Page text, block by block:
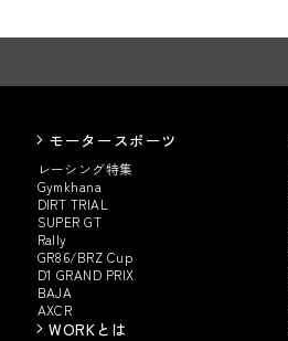
モータースポーツ
レーシング特集
Gymkhana
DIRT TRIAL
SUPER GT
Rally
GR86/BRZ Cup
D1 GRAND PRIX
BAJA
AXCR
WORKとは